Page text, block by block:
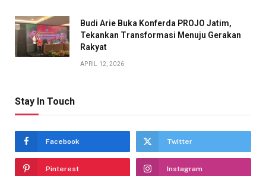
Budi Arie Buka Konferda PROJO Jatim,
Tekankan Transformasi Menuju Gerakan
Rakyat
APRIL 12, 2026
Stay In Touch
Facebook Twitter
Pinterest Instagram